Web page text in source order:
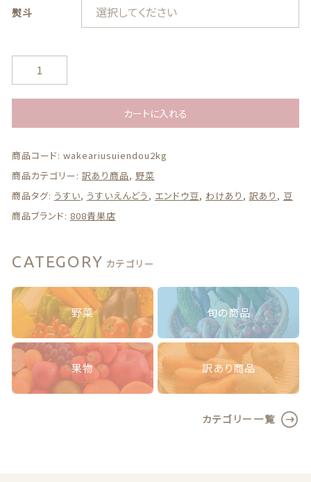
熨斗
ー
ル
送
無
料】
歌
山
崎
産】
訳
り
う
す
い
え
カートに入れる
商品コード: wakeariusuiendou2kg
商品カテゴリー: 訳あり商品, 野菜
商品タグ: うすい, うすいえんどう , エンドウ豆, わけあり , 訳あり , 豆
商品ブランド: 808青果店
CATEGORY カテゴリー
野菜 旬の商品
果物 訳あり商品
カテゴリー一覧
808青果店 公式YouTube
© 2021 株式会社YAOHACHI